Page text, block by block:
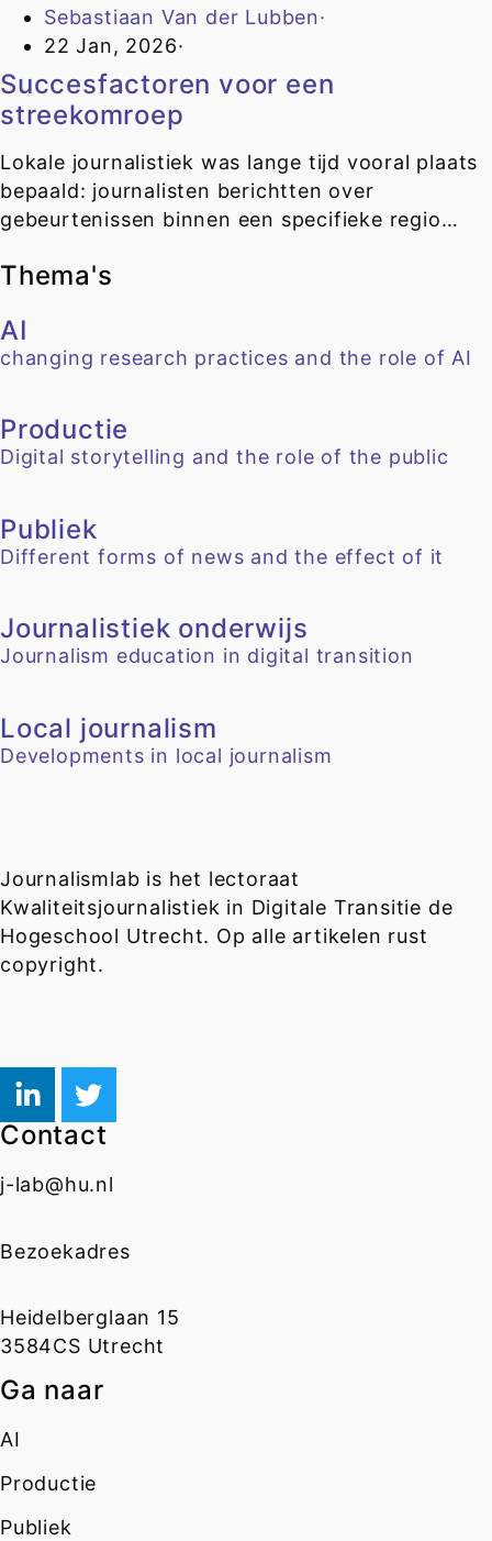
Sebastiaan Van der Lubben·
22 Jan, 2026·
Succesfactoren voor een
streekomroep
Lokale journalistiek was lange tijd vooral plaats
bepaald: journalisten berichtten over
gebeurtenissen binnen een specifieke regio…
Thema's
AI
changing research practices and the role of AI
Productie
Digital storytelling and the role of the public
Publiek
Different forms of news and the effect of it
Journalistiek onderwijs
Journalism education in digital transition
Local journalism
Developments in local journalism
Journalismlab is het lectoraat
Kwaliteitsjournalistiek in Digitale Transitie de
Hogeschool Utrecht. Op alle artikelen rust
copyright.
Contact
j-lab@hu.nl
Bezoekadres
Heidelberglaan 15
3584CS Utrecht
Ga naar
AI
Productie
Publiek